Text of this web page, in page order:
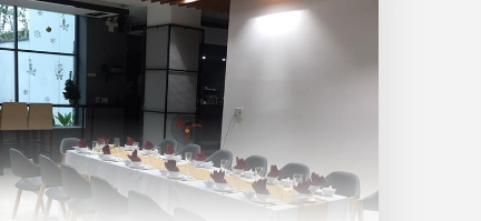
PHÒNG AMOR 3
Số lượng: 30 khách
Chuyên tổ chức sinh nhật, họp lớp, hội nghị, khách